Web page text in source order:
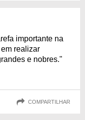
importante na
realizar
e nobres."
COMPARTILHAR